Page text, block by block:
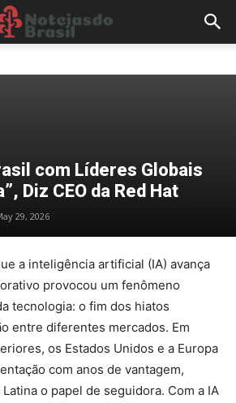
com Líderes Globais
Diz CEO da Red Hat
29, 2026
a inteligência artificial (IA) avança
provocou um fenômeno
tecnologia: o fim dos hiatos
entre diferentes mercados. Em
os Estados Unidos e a Europa
com anos de vantagem,
o papel de seguidora. Com a IA